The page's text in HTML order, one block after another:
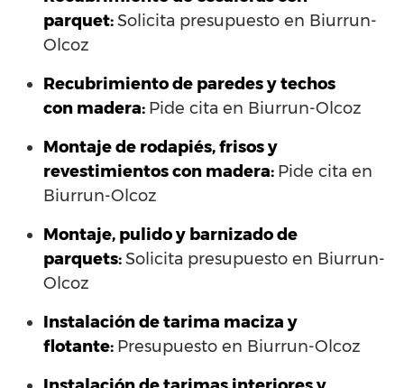
parquet:Solicita presupuesto en Biurrun-
Olcoz
Recubrimiento de paredes y techos
con madera: Pide cita en Biurrun-Olcoz
Montaje de rodapiés, frisos y
revestimientos con madera: Pide cita en
Biurrun-Olcoz
Montaje, pulido y barnizado de
parquets:Solicita presupuesto en Biurrun-
Olcoz
Instalación de tarima maciza y
flotante: Presupuesto en Biurrun-Olcoz